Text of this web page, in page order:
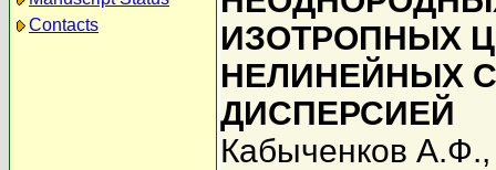
Contacts
ИЗОТРОПНЫХ
НЕЛИНЕЙНЫХ
ДИСПЕРСИЕЙ
Кабыченков А.Ф.